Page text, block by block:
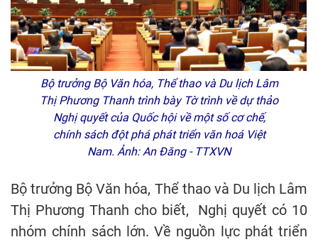
Bộ trưởng Bộ Văn hóa, Thể thao và Du lịch Lâm
Thị Phương Thanh trình bày Tờ trình về dự thảo
Nghị quyết của Quốc hội về một số cơ chế,
chính sách đột phá phát triển văn hoá Việt
Nam. Ảnh: An Đăng - TTXVN
Bộ trưởng Bộ Văn hóa, Thể thao và Du lịch Lâm
Thị Phương Thanh cho biết, Nghị quyết có 10
nhóm chính sách lớn. Về nguồn lực phát triển